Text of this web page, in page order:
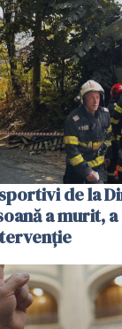
de la
a murit,